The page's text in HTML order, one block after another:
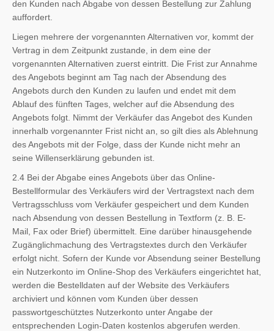
den Kunden nach Abgabe von dessen Bestellung zur Zahlung
auffordert.
Liegen mehrere der vorgenannten Alternativen vor, kommt der
Vertrag in dem Zeitpunkt zustande, in dem eine der
vorgenannten Alternativen zuerst eintritt. Die Frist zur Annahme
des Angebots beginnt am Tag nach der Absendung des
Angebots durch den Kunden zu laufen und endet mit dem
Ablauf des fünften Tages, welcher auf die Absendung des
Angebots folgt. Nimmt der Verkäufer das Angebot des Kunden
innerhalb vorgenannter Frist nicht an, so gilt dies als Ablehnung
des Angebots mit der Folge, dass der Kunde nicht mehr an
seine Willenserklärung gebunden ist.
2.4 Bei der Abgabe eines Angebots über das Online-
Bestellformular des Verkäufers wird der Vertragstext nach dem
Vertragsschluss vom Verkäufer gespeichert und dem Kunden
nach Absendung von dessen Bestellung in Textform (z. B. E-
Mail, Fax oder Brief) übermittelt. Eine darüber hinausgehende
Zugänglichmachung des Vertragstextes durch den Verkäufer
erfolgt nicht. Sofern der Kunde vor Absendung seiner Bestellung
ein Nutzerkonto im Online-Shop des Verkäufers eingerichtet hat,
werden die Bestelldaten auf der Website des Verkäufers
archiviert und können vom Kunden über dessen
passwortgeschütztes Nutzerkonto unter Angabe der
entsprechenden Login-Daten kostenlos abgerufen werden.